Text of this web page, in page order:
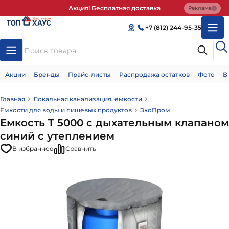
Акция! Бесплатная доставка Реклама
+7 (812) 244-95-35
Акции Бренды Прайс-листы Распродажа остатков Фото
Главная
Локальная канализация, ёмкости
Ёмкости для воды и пищевых продуктов
ЭкоПром
Емкость T 5000 с дыхательным клапаном
синий с утеплением
В избранное Сравнить